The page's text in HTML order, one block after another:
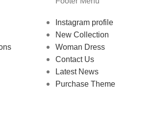
Instagram profile
New Collection
Woman Dress
Contact Us
Latest News
Purchase Theme